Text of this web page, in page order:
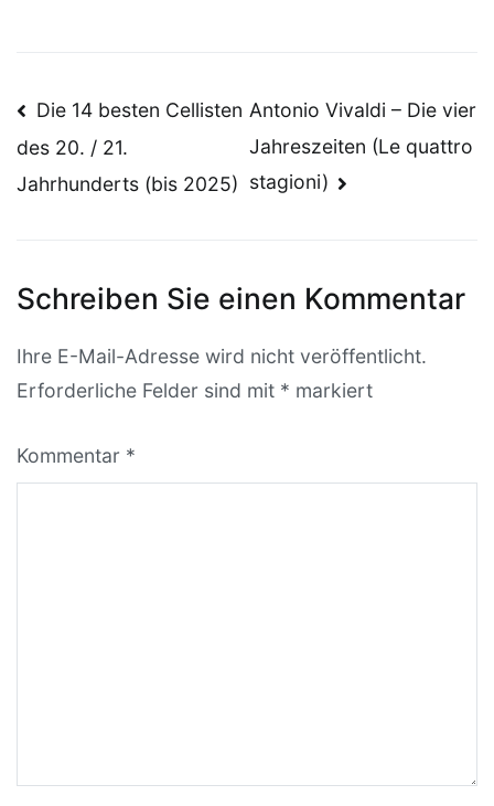
Beitragsnavigation
Die 14 besten Cellisten
des 20. / 21.
Jahrhunderts (bis 2025)
Antonio Vivaldi – Die vier
Jahreszeiten (Le quattro
stagioni)
Schreiben Sie einen Kommentar
Ihre E-Mail-Adresse wird nicht veröffentlicht.
Erforderliche Felder sind mit * markiert
Kommentar *